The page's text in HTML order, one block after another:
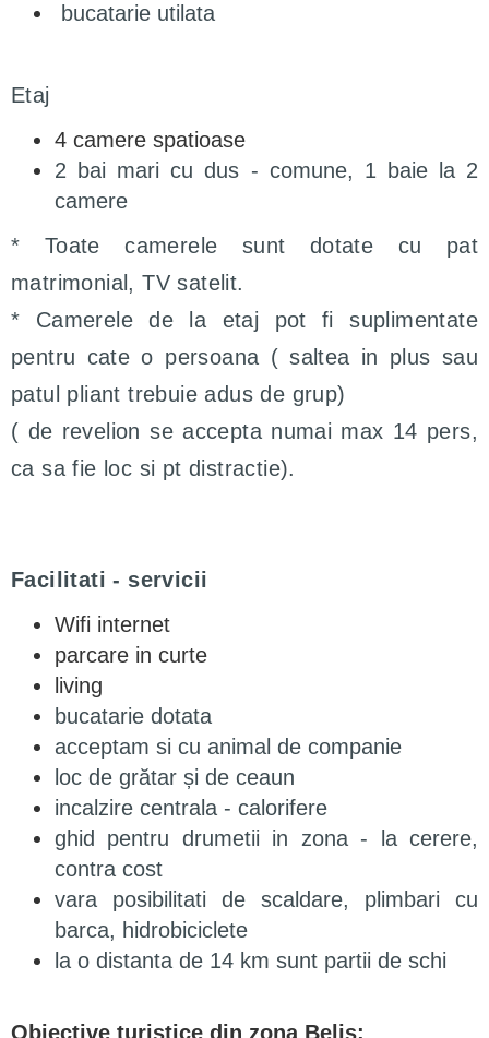
bucatarie utilata
Etaj
4 camere spatioase
2 bai mari cu dus - comune, 1 baie la 2
camere
* Toate camerele sunt dotate cu pat
matrimonial, TV satelit.
* Camerele de la etaj pot fi suplimentate
pentru cate o persoana ( saltea in plus sau
patul pliant trebuie adus de grup)
( de revelion se accepta numai max 14 pers,
ca sa fie loc si pt distractie).
Facilitati - servicii
Wifi internet
parcare in curte
living
bucatarie dotata
acceptam si cu animal de companie
loc de grătar și de ceaun
incalzire centrala - calorifere
ghid pentru drumetii in zona - la cerere,
contra cost
vara posibilitati de scaldare, plimbari cu
barca, hidrobiciclete
la o distanta de 14 km sunt partii de schi
Obiective turistice din zona Belis: